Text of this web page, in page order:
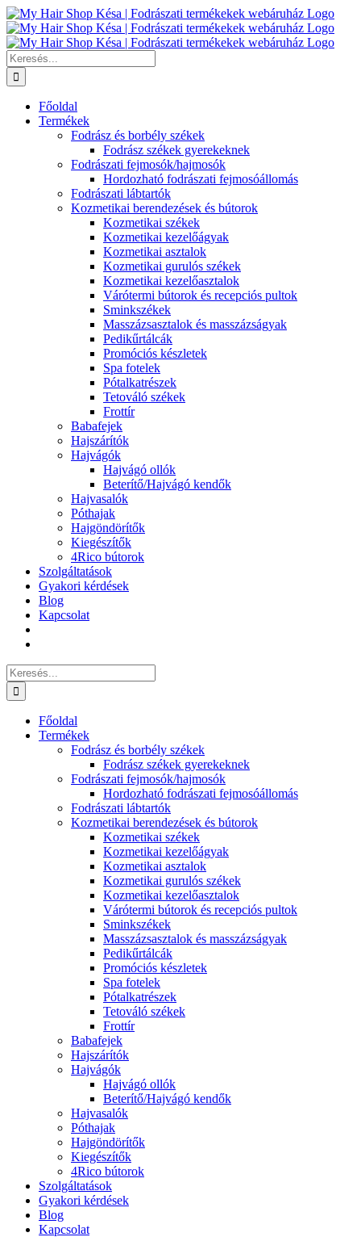
Kihagyás
Keresés...
Főoldal
Termékek
Fodrász és borbély székek
Fodrász székek gyerekeknek
Fodrászati fejmosók/hajmosók
Hordozható fodrászati fejmosóállomás
Fodrászati lábtartók
Kozmetikai berendezések és bútorok
Kozmetikai székek
Kozmetikai kezelőágyak
Kozmetikai asztalok
Kozmetikai gurulós székek
Kozmetikai kezelőasztalok
Várótermi bútorok és recepciós pultok
Sminkszékek
Masszázsasztalok és masszázságyak
Pedikűrtálcák
Promóciós készletek
Spa fotelek
Pótalkatrészek
Tetováló székek
Frottír
Babafejek
Hajszárítók
Hajvágók
Hajvágó ollók
Beterítő/Hajvágó kendők
Hajvasalók
Póthajak
Hajgöndörítők
Kiegészítők
4Rico bútorok
Szolgáltatások
Gyakori kérdések
Blog
Kapcsolat
Keresés...
Főoldal
Termékek
Fodrász és borbély székek
Fodrász székek gyerekeknek
Fodrászati fejmosók/hajmosók
Hordozható fodrászati fejmosóállomás
Fodrászati lábtartók
Kozmetikai berendezések és bútorok
Kozmetikai székek
Kozmetikai kezelőágyak
Kozmetikai asztalok
Kozmetikai gurulós székek
Kozmetikai kezelőasztalok
Várótermi bútorok és recepciós pultok
Sminkszékek
Masszázsasztalok és masszázságyak
Pedikűrtálcák
Promóciós készletek
Spa fotelek
Pótalkatrészek
Tetováló székek
Frottír
Babafejek
Hajszárítók
Hajvágók
Hajvágó ollók
Beterítő/Hajvágó kendők
Hajvasalók
Póthajak
Hajgöndörítők
Kiegészítők
4Rico bútorok
Szolgáltatások
Gyakori kérdések
Blog
Kapcsolat